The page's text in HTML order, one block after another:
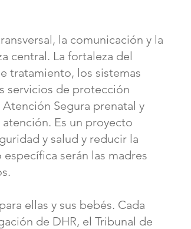
la comunicación y la
central. La fortaleza del
tratamiento, los sistemas
servicios de protección
Segura prenatal y
Es un proyecto
y salud y reducir la
serán las madres
ellas y sus bebés. Cada
de DHR, el Tribunal de